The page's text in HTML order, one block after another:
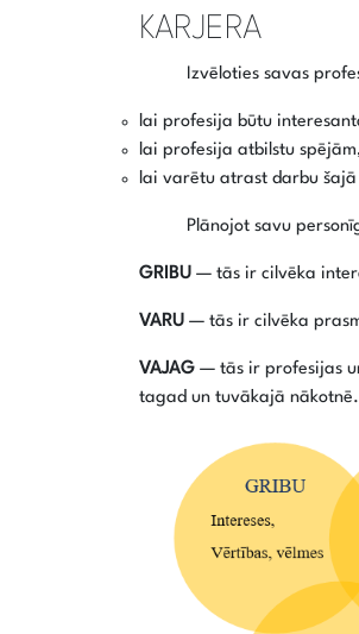
KARJERA
Izvēloties savas
lai profesija būtu
lai profesija atbilstu
lai varētu atrast darbu
Plānojot savu personīgo
GRIBU — tās ir cilvēka
VARU — tās ir cilvēka
VAJAG — tās ir profesijas
tagad un tuvākajā nākotnē.